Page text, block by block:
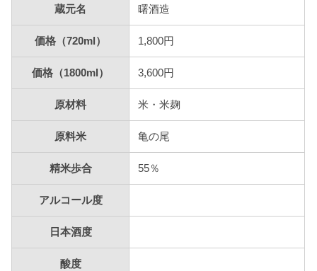
蔵元名 曙酒造
価格（720ml） 1,800円
価格（1800ml） 3,600円
原材料 米・米麹
原料米 亀の尾
精米歩合 55％
アルコール度
日本酒度
酸度